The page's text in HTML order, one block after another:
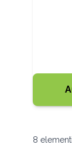
8 elementi